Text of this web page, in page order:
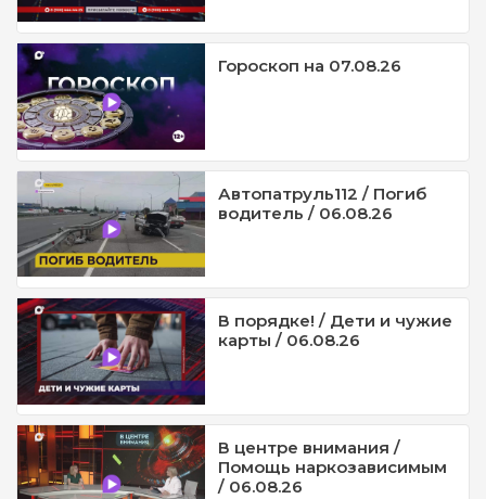
Гороскоп на 07.08.26
Автопатруль112 / Погиб
водитель / 06.08.26
В порядке! / Дети и чужие
карты / 06.08.26
В центре внимания /
Помощь наркозависимым
/ 06.08.26